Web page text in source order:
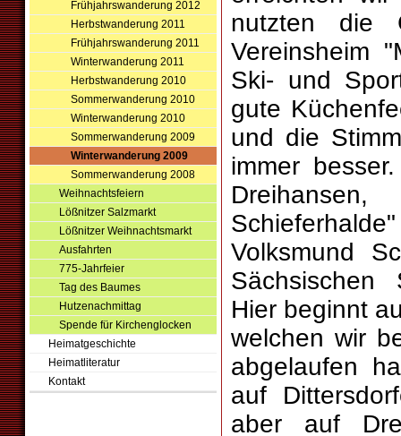
Frühjahrswanderung 2012
Herbstwanderung 2011
Frühjahrswanderung 2011
Winterwanderung 2011
Herbstwanderung 2010
Sommerwanderung 2010
Winterwanderung 2010
Sommerwanderung 2009
Winterwanderung 2009
Sommerwanderung 2008
Weihnachtsfeiern
Lößnitzer Salzmarkt
Lößnitzer Weihnachtsmarkt
Ausfahrten
775-Jahrfeier
Tag des Baumes
Hutzenachmittag
Spende für Kirchenglocken
Heimatgeschichte
Heimatliteratur
Kontakt
nutzten die
Vereinsheim
Ski- und
gute
und die
immer
Volksmund
Sächsischen
Hier beginnt
welchen wir
abgelaufen
auf
aber auf